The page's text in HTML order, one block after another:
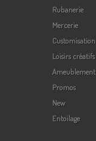
Rubanerie
Mercerie
Customisation
Loisirs créatifs
Ameublement
Promos
New
Entoilage